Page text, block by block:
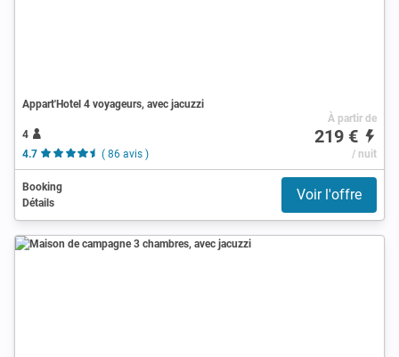
Appart'Hotel 4 voyageurs, avec jacuzzi
4
4.7
( 86 avis )
À partir de
219 €
/ nuit
Booking
Détails
Voir l'offre